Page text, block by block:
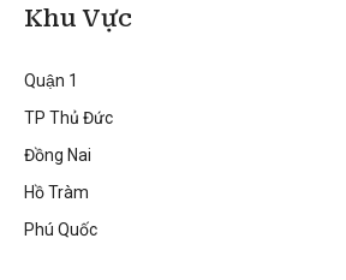
Khu Vực
Quận 1
TP Thủ Đức
Đồng Nai
Hồ Tràm
Phú Quốc